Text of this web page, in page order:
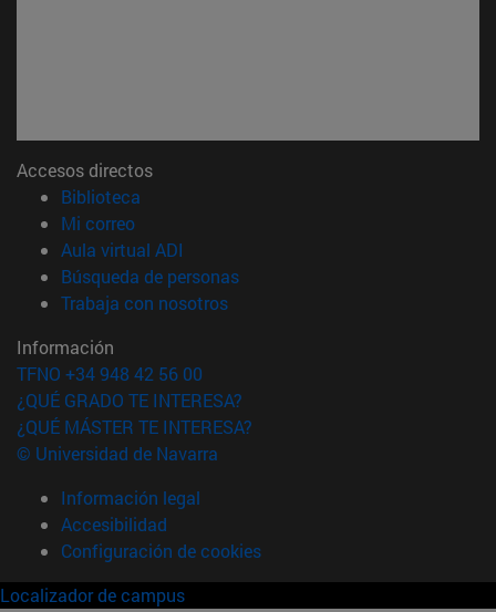
Accesos directos
Biblioteca
Mi correo(abre en nueva ventana)
Aula virtual ADI
Búsqueda de personas(abre en nueva ventana)
Trabaja con nosotros(abre en nueva ventana)
Información
TFNO +34 948 42 56 00
¿QUÉ GRADO TE INTERESA?
¿QUÉ MÁSTER TE INTERESA?
© Universidad de Navarra
Información legal
Accesibilidad
Configuración de cookies
Localizador de campus